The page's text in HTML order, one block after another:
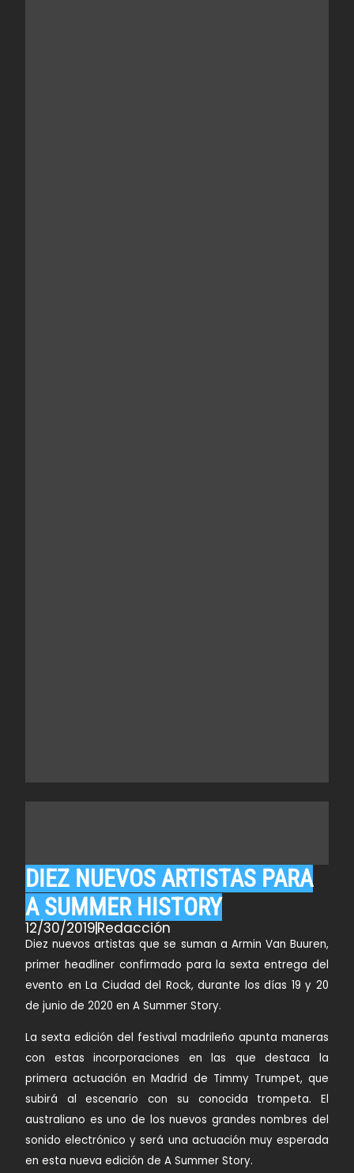
DIEZ NUEVOS ARTISTAS PARA
A SUMMER HISTORY
12/30/2019Redacción
Diez nuevos artistas que se suman a Armin Van Buuren,
primer headliner confirmado para la sexta entrega del
evento en La Ciudad del Rock, durante losdías 19 y 20
de junio de 2020 en A Summer Story.
La sexta edición del festival madrileño apunta maneras
con estas incorporaciones en las que destaca la
primera actuación en Madrid de Timmy Trumpet, que
subirá al escenario con su conocida trompeta. El
australiano es uno de los nuevos grandes nombres del
sonido electrónico y será una actuación muy esperada
en esta nueva edición de A Summer Story.